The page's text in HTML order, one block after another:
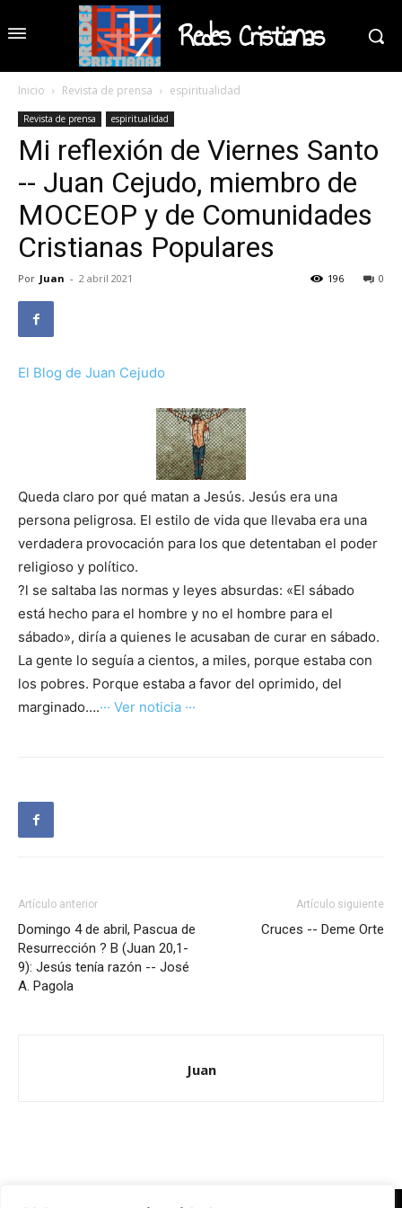
Redes Cristianas
Inicio Revista de prensa espiritualidad
Revista de prensa espiritualidad
Mi reflexión de Viernes Santo
-- Juan Cejudo, miembro de
MOCEOP y de Comunidades
Cristianas Populares
Por Juan - 2 abril 2021 0
196
El Blog de Juan Cejudo
Queda claro por qué matan a Jesús. Jesús era una
persona peligrosa. El estilo de vida que llevaba era una
verdadera provocación para los que detentaban el poder
religioso y político.
?l se saltaba las normas y leyes absurdas: «El sábado
está hecho para el hombre y no el hombre para el
sábado», diría a quienes le acusaban de curar en sábado.
La gente lo seguía a cientos, a miles, porque estaba con
los pobres. Porque estaba a favor del oprimido, del
marginado….··· Ver noticia ···
Artículo anterior
Domingo 4 de abril, Pascua de
Resurrección ? B (Juan 20,1-
9): Jesús tenía razón -- José
A. Pagola
Artículo siguiente
Cruces -- Deme Orte
Juan